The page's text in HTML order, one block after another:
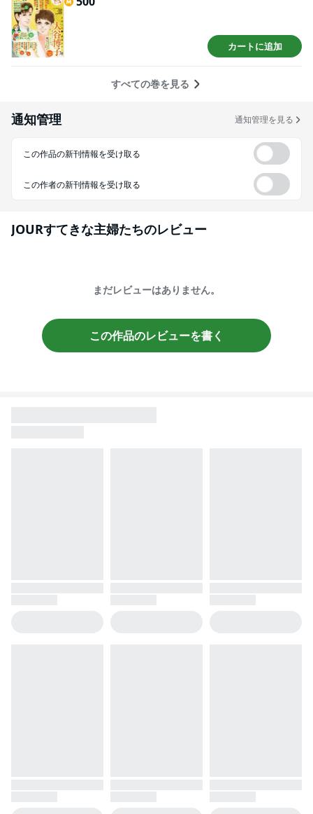
カートに追加
すべての巻を見る
通知管理 通知管理を見る
この作品の新刊情報を受け取る
この作者の新刊情報を受け取る
JOURすてきな主婦たちのレビュー
まだレビューはありません。
この作品のレビューを書く